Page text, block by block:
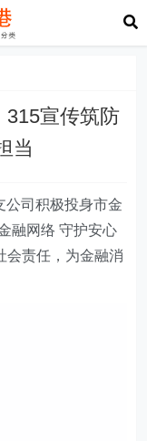
315宣传筑防
当
公司积极投身市金
融网络 守护安心
会责任，为金融消